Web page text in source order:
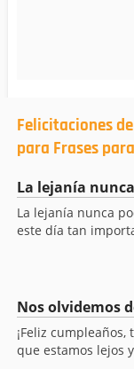
Felicitaciones
para Frases
La lejanía
La lejanía nunca
este día tan
Nos olvidemos
¡Feliz
que estamos lejos